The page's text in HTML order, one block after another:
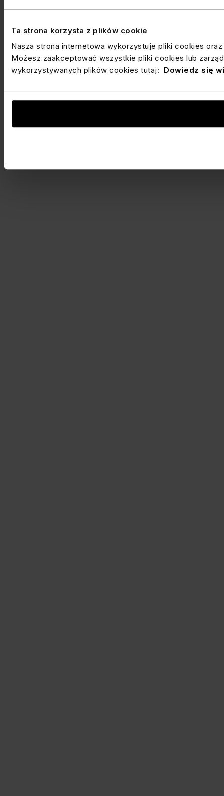
Ta strona korzysta z plików cookie
Nasza strona internetowa wykorzystuje pliki cookies
Możesz zaakceptować wszystkie pliki cookies lub
wykorzystywanych plików cookies tutaj: Dowiedz się